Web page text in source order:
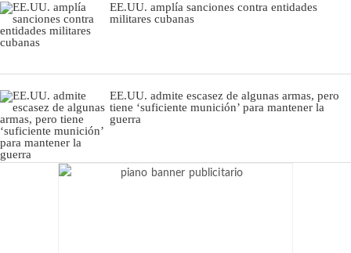
EE.UU. amplía sanciones contra entidades
militares cubanas
EE.UU. admite escasez de algunas armas, pero
tiene ‘suficiente munición’ para mantener la
guerra